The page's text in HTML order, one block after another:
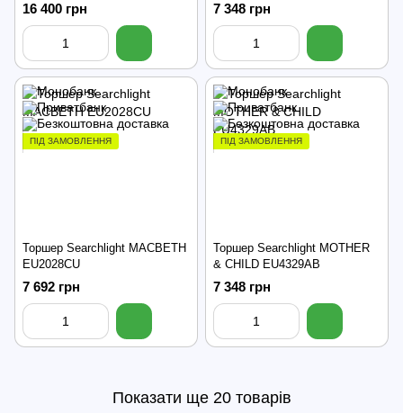
16 400 грн 7 348 грн
ПІД ЗАМОВЛЕННЯ
Торшер Searchlight MACBETH
EU2028CU
7 692 грн
ПІД ЗАМОВЛЕННЯ
Торшер Searchlight MOTHER
& CHILD EU4329AB
7 348 грн
Показати ще 20 товарів